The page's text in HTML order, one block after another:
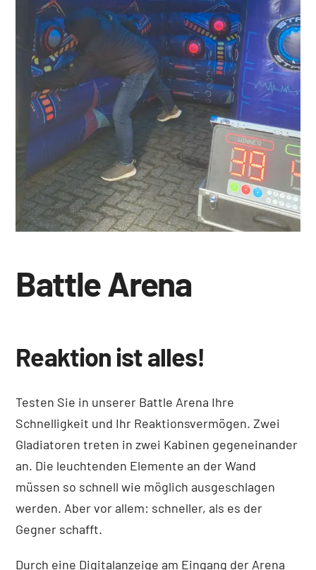
Battle Arena
Reaktion ist alles!
Testen Sie in unserer Battle Arena Ihre
Schnelligkeit und Ihr Reaktionsvermögen. Zwei
Gladiatoren treten in zwei Kabinen gegeneinander
an. Die leuchtenden Elemente an der Wand
müssen so schnell wie möglich ausgeschlagen
werden. Aber vor allem: schneller, als es der
Gegner schafft.
Durch eine Digitalanzeige am Eingang der Arena